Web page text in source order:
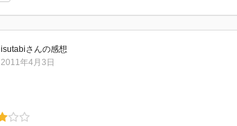
isutabiさんの感想
2011年4月3日